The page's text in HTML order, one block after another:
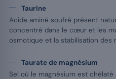
Taurine
Acide aminé soufré présent
concentré dans le cœur et les
osmotique et la stabilisation des
Taurate de magnésium
Sel où le magnésium est